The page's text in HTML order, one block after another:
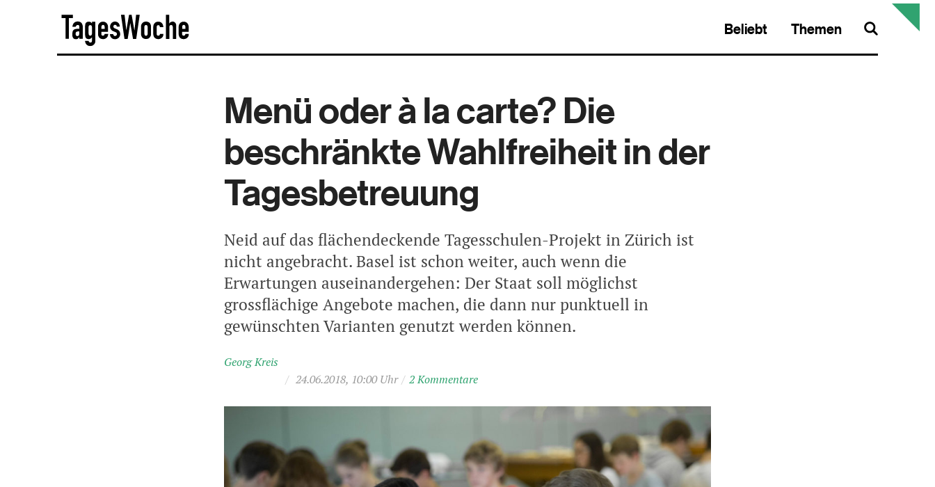
Beliebt Themen
Menü oder à la carte? Die
beschränkte Wahlfreiheit in der
Tagesbetreuung
Neid auf das flächendeckende Tagesschulen-Projekt in Zürich ist
nicht angebracht. Basel ist schon weiter, auch wenn die
Erwartungen auseinandergehen: Der Staat soll möglichst
grossflächige Angebote machen, die dann nur punktuell in
gewünschten Varianten genutzt werden können.
Georg Kreis
/ 24.06.2018, 10:00 Uhr / 2 Kommentare